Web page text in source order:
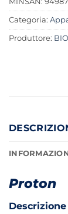
Categoria:
Produttore:
Proton
Descrizione